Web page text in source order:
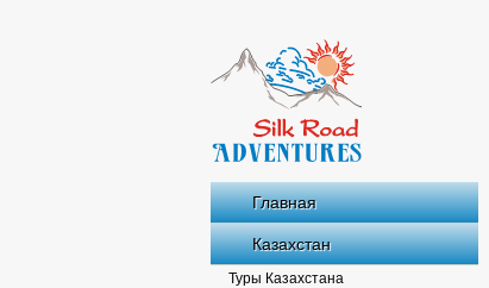
Главная
Казахстан
Туры Казахстана